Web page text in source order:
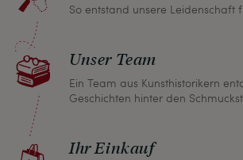
Sollten Sie aus irgendeinem
nicht zufrieden sein, nehmen Sie
Kontakt auf und wir finden
gemeinsame Lösung. Unabhängig
Sie innerhalb von einem Monat
zurückgeben und wir erstatten
Kaufpreis.
So entstand unsere Leidenschaft
Unser Team
Ein Team aus Kunsthistorikern
Geschichten hinter den
Ihr Einkauf